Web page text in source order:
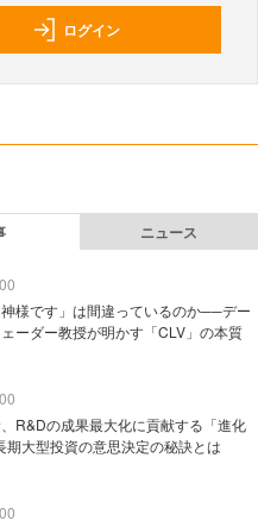
ログイン
ニュース
様です」は間違っているのか──デー
ーダー教授が明かす「CLV」の本質
R&Dの成果最大化に貢献する「進化
大型投資の意思決定の秘訣とは